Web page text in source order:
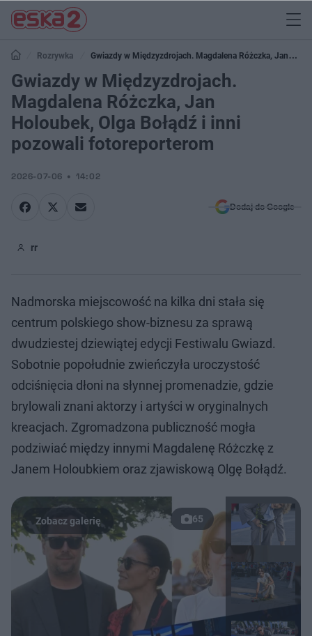
Rozrywka
Gwiazdy w Międzyzdrojach. Magdalena Różczka, Jan
Holoubek, Olga Bołądź i inni pozowali fotoreporterom
Gwiazdy w Międzyzdrojach.
Magdalena Różczka, Jan
Holoubek, Olga Bołądź i inni
pozowali fotoreporterom
2026-07-06 14:02
Dodaj do Google
rr
Nadmorska miejscowość na kilka dni stała się
centrum polskiego show-biznesu za sprawą
dwudziestej dziewiątej edycji Festiwalu Gwiazd.
Sobotnie popołudnie zwieńczyła uroczystość
odciśnięcia dłoni na słynnej promenadzie, gdzie
brylowali znani aktorzy i artyści w oryginalnych
kreacjach. Zgromadzona publiczność mogła
podziwiać między innymi Magdalenę Różczkę z
Janem Holoubkiem oraz zjawiskową Olgę Bołądź.
65